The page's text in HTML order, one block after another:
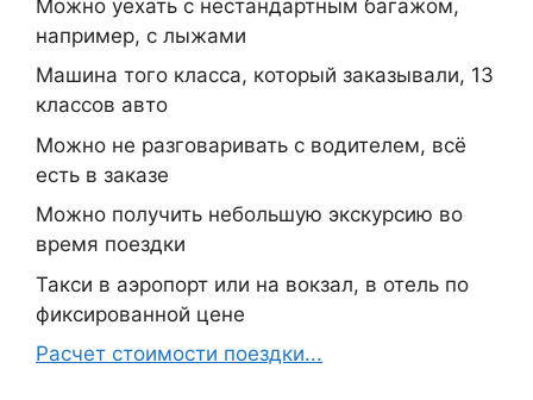
Можно уехать с нестандартным багажом,
например, с лыжами
Машина того класса, который заказывали, 13
классов авто
Можно не разговаривать с водителем, всё
есть в заказе
Можно получить небольшую экскурсию во
время поездки
Такси в аэропорт или на вокзал, в отель по
фиксированной цене
Расчет стоимости поездки...